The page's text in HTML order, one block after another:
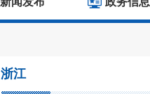
浙江